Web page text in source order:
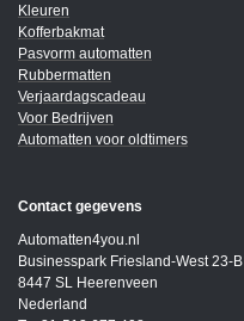
Kleuren
Kofferbakmat
Pasvorm automatten
Rubbermatten
Verjaardagscadeau
Voor Bedrijven
Automatten voor oldtimers
Contact gegevens
Automatten4you.nl
Businesspark Friesland-West 23-B
8447 SL Heerenveen
Nederland